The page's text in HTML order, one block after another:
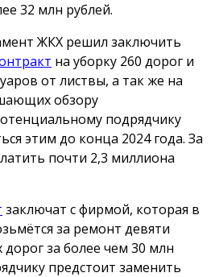
32 млн рублей.
ЖКХ решил заключить
на уборку 260 дорог и
от листвы, а так же на
обзору
подрядчику
этим до конца 2024 года. За
почти 2,3 миллиона
заключат с фирмой, которая в
за ремонт девяти
дорог за более чем 30 млн
предстоит заменить